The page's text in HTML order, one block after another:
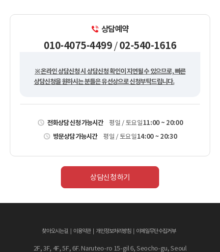
상담예약
010-4075-4499 / 02-540-1616
※ 온라인 상담신청 시 상담신청 확인이 지연될 수 있으므로, 빠른
상담신청을 원하시는 분들은 유선상으로 신청부탁드립니다.
전화상담 신청 가능시간 평일 / 토요일11:00 ~ 20:00
방문상담 가능시간
평일 / 토요일 14:00 ~ 20:30
상담신청하기
찾아오시는길 이용약관 개인정보처리방침 이메일무단수집거부
2F, 3F, 4F, 5F, 6F. Naruteo-ro 15-gil 6, Seocho-gu, Seoul